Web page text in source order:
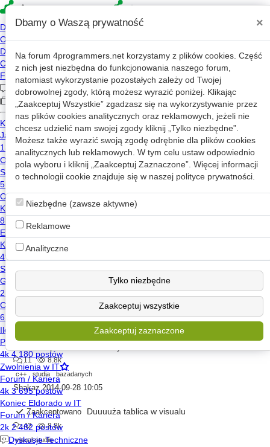
4p » Forum
Programowanie w języku C i C++
« 1 2 ... 1698 ... 1711 »
Nowy wątek
Zadanie - klasa reprezentująca liczbę
56
8.8k
c++
kmph 2017-02-18 09:20
Winsock, hook na recv, WS2_32.recv()
35 8.8k
t0m_k 2010-03-11 10:26
Szyfr Cezara w języku C
12
8.8k
zadania
monetek 2015-01-18 16:50
11
8.8k
c++
studia bazadanych
Shakaz 2014-09-28 10:05
Zaakceptowano Duuuuża tablica w visualu
42
8.8k
visual-studio
Dbamy o Waszą prywatność ×
Na forum 4programmers.net korzystamy z plików cookies. Część
z nich jest niezbędna do funkcjonowania naszego forum,
natomiast wykorzystanie pozostałych zależy od Twojej
dobrowolnej zgody, którą możesz wyrazić poniżej. Klikając
„Zaakceptuj Wszystkie” zgadzasz się na wykorzystywanie przez
nas plików cookies analitycznych oraz reklamowych, jeżeli nie
chcesz udzielić nam swojej zgody kliknij „Tylko niezbędne”.
Możesz także wyrazić swoją zgodę odrębnie dla plików cookies
analitycznych lub reklamowych. W tym celu ustaw odpowiednio
pola wyboru i kliknij „Zaakceptuj Zaznaczone”. Więcej informacji
o technologii cookie znajduje się w naszej polityce prywatności.
Niezbędne (zawsze aktywne)
Reklamowe
Analityczne
Tylko niezbędne
Zaakceptuj wszystkie
Zaakceptuj zaznaczone